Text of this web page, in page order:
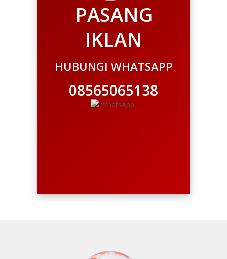
PASANG
IKLAN
HUBUNGI WHATSAPP
08565065138